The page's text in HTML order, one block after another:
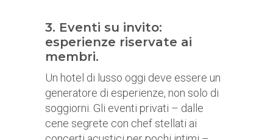
3. Eventi su invito:
esperienze riservate ai
membri.
Un hotel di lusso oggi deve essere un
generatore di esperienze, non solo di
soggiorni. Gli eventi privati – dalle
cene segrete con chef stellati ai